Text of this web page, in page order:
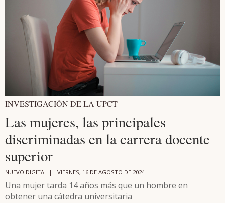
INVESTIGACIÓN DE LA UPCT
Las mujeres, las principales
discriminadas en la carrera docente
superior
NUEVO DIGITAL | VIERNES, 16 DE AGOSTO DE 2024
Una mujer tarda 14 años más que un hombre en
obtener una cátedra universitaria